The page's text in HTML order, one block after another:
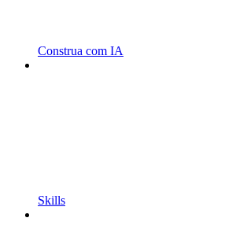
Construa com IA
Skills